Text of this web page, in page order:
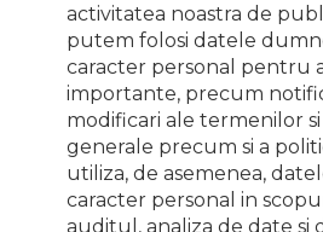
activitatea noastra de
putem folosi datele
caracter personal pentru
importante, precum
modificari ale termenilor
generale precum si a
utiliza, de asemenea,
caracter personal in
auditul, analiza de date